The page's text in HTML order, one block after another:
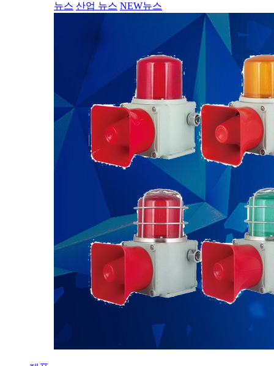
뉴스 산업 뉴스 NEW뉴스